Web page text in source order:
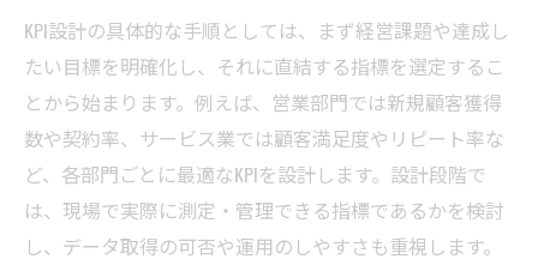
極め方
KPI設計に強いコンサルの特徴と選定基準
効果的なKPI運用で企業成長をサポートする秘訣
コンサルが提案するKPI運用の実践的アプロ
ーチ
東京都の企業成長に役立つKPI運用ノウハウ
コンサルの経験を活かしたKPI改善ポイント
KPI設計の具体的な手順としては、まず経営課題や達成し
たい目標を明確化し、それに直結する指標を選定するこ
とから始まります。例えば、営業部門では新規顧客獲得
数や契約率、サービス業では顧客満足度やリピート率な
ど、各部門ごとに最適なKPIを設計します。設計段階で
は、現場で実際に測定・管理できる指標であるかを検討
し、データ取得の可否や運用のしやすさも重視します。